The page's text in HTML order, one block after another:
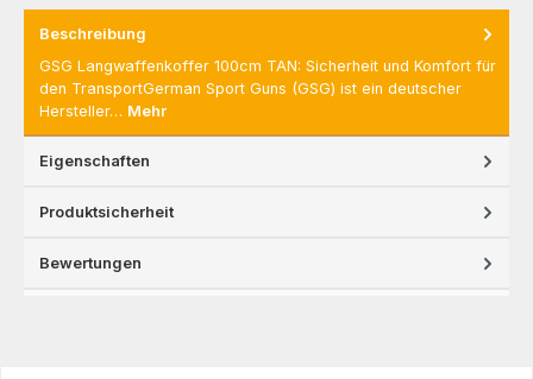
Beschreibung
GSG Langwaffenkoffer 100cm TAN: Sicherheit und Komfort für
den TransportGerman Sport Guns (GSG) ist ein deutscher
Hersteller… Mehr
Eigenschaften
Produktsicherheit
Bewertungen